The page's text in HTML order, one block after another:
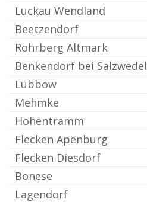
Luckau Wendland
Beetzendorf
Rohrberg Altmark
Benkendorf bei Salzwedel
Lübbow
Mehmke
Hohentramm
Flecken Apenburg
Flecken Diesdorf
Bonese
Lagendorf